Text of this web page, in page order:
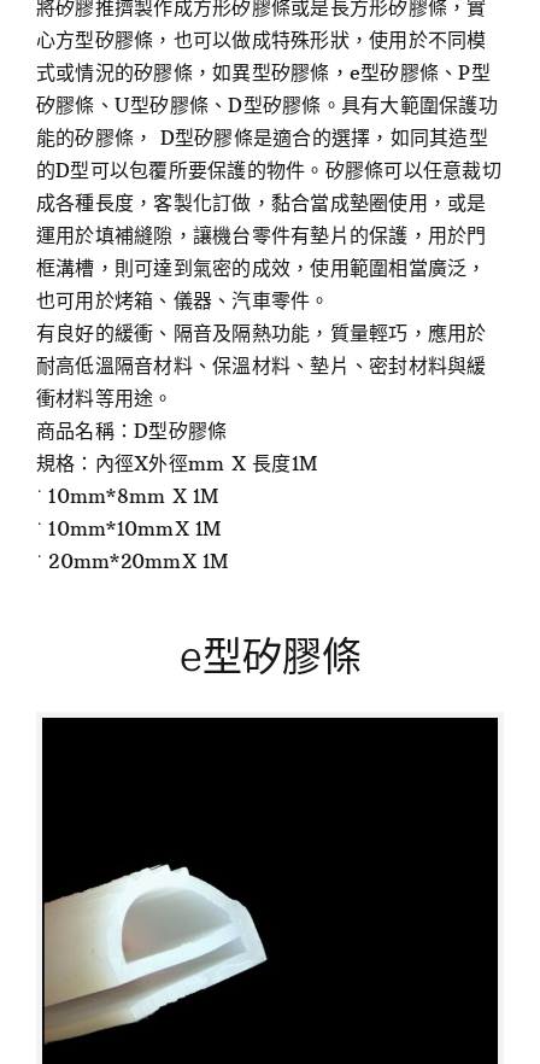
將矽膠推擠製作成方形矽膠條或是長方形矽膠條，實
心方型矽膠條，也可以做成特殊形狀，使用於不同模
式或情況的矽膠條，如異型矽膠條，e型矽膠條、P型
矽膠條、U型矽膠條、D型矽膠條。具有大範圍保護功
能的矽膠條， D型矽膠條是適合的選擇，如同其造型
的D型可以包覆所要保護的物件。矽膠條可以任意裁切
成各種長度，客製化訂做，黏合當成墊圈使用，或是
運用於填補縫隙，讓機台零件有墊片的保護，用於門
框溝槽，則可達到氣密的成效，使用範圍相當廣泛，
也可用於烤箱、儀器、汽車零件。
有良好的緩衝、隔音及隔熱功能，質量輕巧，應用於
耐高低溫隔音材料、保溫材料、墊片、密封材料與緩
衝材料等用途。
商品名稱：D型矽膠條
規格：內徑X外徑mm X 長度1M
˙ 10mm*8mm X 1M
˙ 10mm*10mmX 1M
˙ 20mm*20mmX 1M
e型矽膠條